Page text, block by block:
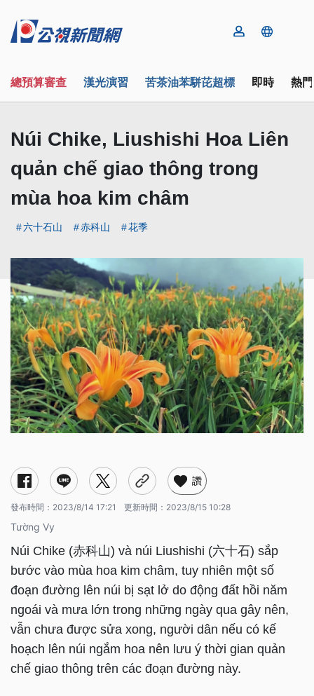
總預算審查 漢光演習 苦茶油苯駢芘超標 即時 熱
Núi Chike, Liushishi Hoa Liên
quản chế giao thông trong
mùa hoa kim châm
六十石山 赤科山 花季
讚
發布時間： 2023/8/14 17:21 更新時間： 2023/8/15 10:28
Tường Vy
Núi Chike (赤科山) và núi Liushishi (六十石) sắp
bước vào mùa hoa kim châm, tuy nhiên một số
đoạn đường lên núi bị sạt lở do động đất hồi năm
ngoái và mưa lớn trong những ngày qua gây nên,
vẫn chưa được sửa xong, người dân nếu có kế
hoạch lên núi ngắm hoa nên lưu ý thời gian quản
chế giao thông trên các đoạn đường này.